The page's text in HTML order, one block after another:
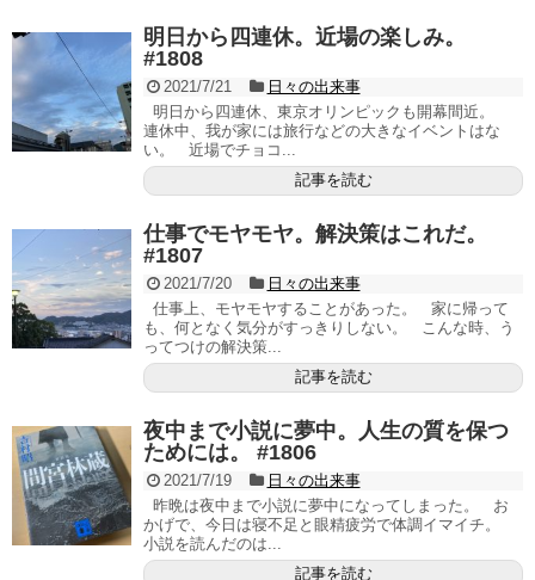
明日から四連休。近場の楽しみ。
#1808
2021/7/21
日々の出来事
明日から四連休、東京オリンピックも開幕間近。
連休中、我が家には旅行などの大きなイベントはな
い。 近場でチョコ...
記事を読む
仕事でモヤモヤ。解決策はこれだ。
#1807
2021/7/20
日々の出来事
仕事上、モヤモヤすることがあった。 家に帰って
も、何となく気分がすっきりしない。 こんな時、う
ってつけの解決策...
記事を読む
夜中まで小説に夢中。人生の質を保つ
ためには。 #1806
2021/7/19
日々の出来事
昨晩は夜中まで小説に夢中になってしまった。 お
かげで、今日は寝不足と眼精疲労で体調イマイチ。
小説を読んだのは...
記事を読む